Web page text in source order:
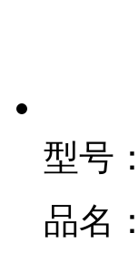
型号：
品名：